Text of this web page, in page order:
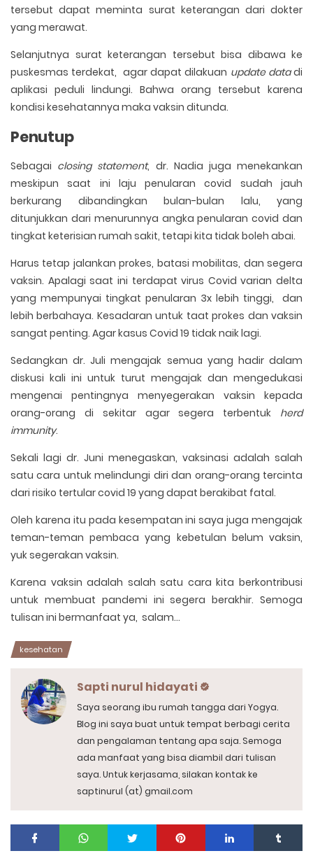
tersebut dapat meminta surat keterangan dari dokter
yang merawat.
Selanjutnya surat keterangan tersebut bisa dibawa ke
puskesmas terdekat, agar dapat dilakuan update datadi
aplikasi peduli lindungi. Bahwa orang tersebut karena
kondisi kesehatannya maka vaksin ditunda.
Penutup
Sebagai closing statement, dr. Nadia juga menekankan
meskipun saat ini laju penularan covid sudah jauh
berkurang dibandingkan bulan-bulan lalu, yang
ditunjukkan dari menurunnya angka penularan covid dan
tingkat keterisian rumah sakit, tetapi kita tidak boleh abai.
Harus tetap jalankan prokes, batasi mobilitas, dan segera
vaksin. Apalagi saat ini terdapat virus Covid varian delta
yang mempunyai tingkat penularan 3x lebih tinggi, dan
lebih berbahaya. Kesadaran untuk taat prokes dan vaksin
sangat penting. Agar kasus Covid 19 tidak naik lagi.
Sedangkan dr. Juli mengajak semua yang hadir dalam
diskusi kali ini untuk turut mengajak dan mengedukasi
mengenai pentingnya menyegerakan vaksin kepada
orang-orang di sekitar agar segera terbentuk herd
immunity.
Sekali lagi dr. Juni menegaskan, vaksinasi adalah salah
satu cara untuk melindungi diri dan orang-orang tercinta
dari risiko tertular covid 19 yang dapat berakibat fatal.
Oleh karena itu pada kesempatan ini saya juga mengajak
teman-teman pembaca yang kebetulan belum vaksin,
yuk segerakan vaksin.
Karena vaksin adalah salah satu cara kita berkontribusi
untuk membuat pandemi ini segera berakhir. Semoga
tulisan ini bermanfaat ya, salam...
kesehatan
Sapti nurul hidayati
Saya seorang ibu rumah tangga dari Yogya.
Blog ini saya buat untuk tempat berbagi cerita
dan pengalaman tentang apa saja. Semoga
ada manfaat yang bisa diambil dari tulisan
saya. Untuk kerjasama, silakan kontak ke
saptinurul (at) gmail.com